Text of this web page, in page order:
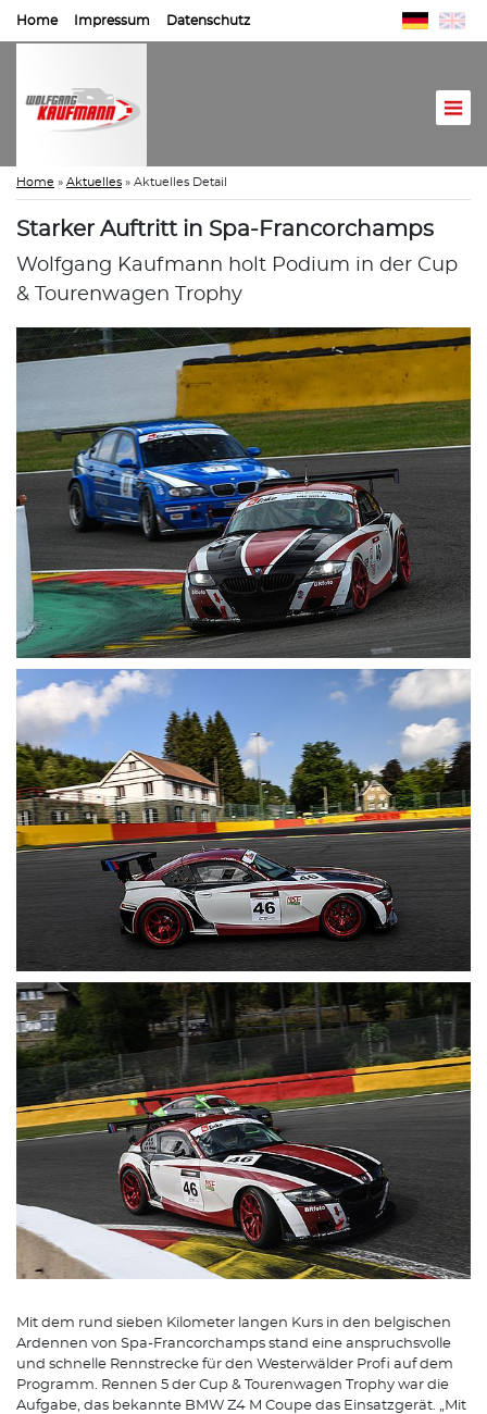
Home Impressum Datenschutz
Home » Aktuelles » Aktuelles Detail
Starker Auftritt in Spa-Francorchamps
Wolfgang Kaufmann holt Podium in der Cup
& Tourenwagen Trophy
Mit dem rund sieben Kilometer langen Kurs in den belgischen
Ardennen von Spa-Francorchamps stand eine anspruchsvolle
und schnelle Rennstrecke für den Westerwälder Profi auf dem
Programm. Rennen 5 der Cup & Tourenwagen Trophy war die
Aufgabe, das bekannte BMW Z4 M Coupe das Einsatzgerät. „Mit